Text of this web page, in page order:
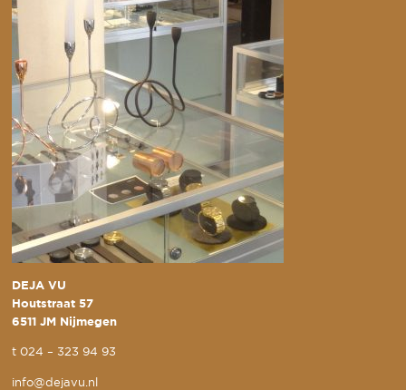
DEJA VU
Houtstraat 57
6511 JM Nijmegen
t024 – 323 94 93
info@dejavu.nl